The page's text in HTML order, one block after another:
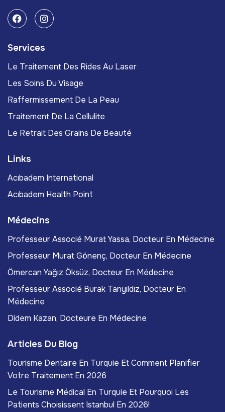
Services
Le Traitement Des Rides Au Laser
Les Soins Du Visage
Raffermissement De La Peau
Traitement De La Cellulite
Le Retrait Des Grains De Beauté
Links
Acıbadem International
Acıbadem Health Point
Médecins
Professeur Associé Murat Yassa, Docteur En Médecine
Professeur Murat Gönenç, Docteur En Médecine
Ömercan Yağız Öksüz, Docteur En Médecine
Professeur Associé Burak Tanyıldız, Docteur En
Médecine
Didem Kazan, Docteure En Médecine
Articles Du Blog
Tourisme Dentaire En Turquie Et Comment Planifier
Votre Traitement En 2026
Le Tourisme Médical En Turquie Et Pourquoi Les
Patients Choisissent Istanbul En 2026!